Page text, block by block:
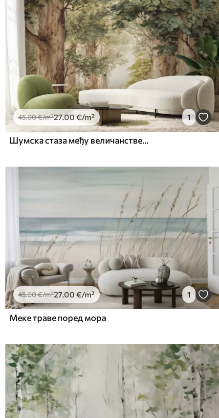
45.00€/m²27.00 €/m² 1
Шумска стаза међу величанственим дрвећем у акварелном стилу
45.00€/m²27.00 €/m² 1
Меке траве поред мора